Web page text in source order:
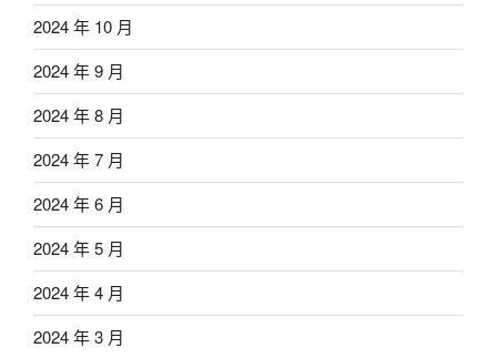
2024 年 10 月
2024 年 9 月
2024 年 8 月
2024 年 7 月
2024 年 6 月
2024 年 5 月
2024 年 4 月
2024 年 3 月